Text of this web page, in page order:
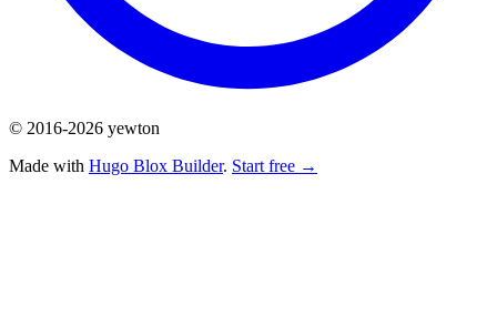
© 2016-2026 yewton
Made with Hugo Blox Builder. Start free →